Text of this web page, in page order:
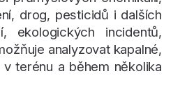
drog, pesticidů i dalších
ekologických incidentů,
analyzovat kapalné,
terénu a během několika